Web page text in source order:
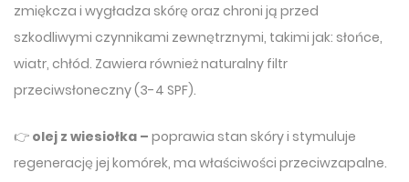
zmiękcza i wygładza skórę oraz chroni ją przed
szkodliwymi czynnikami zewnętrznymi, takimi jak: słońce,
wiatr, chłód. Zawiera również naturalny filtr
przeciwsłoneczny (3-4 SPF).
👉 olej z wiesiołka – poprawia stan skóry i stymuluje
regenerację jej komórek, ma właściwości przeciwzapalne.